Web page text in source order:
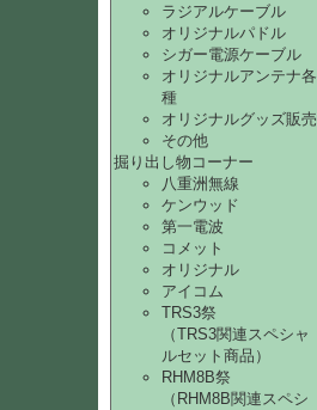
ラジアルケーブル
オリジナルパドル
シガー電源ケーブル
オリジナルアンテナ各
種
オリジナルグッズ販売
その他
掘り出し物コーナー
八重洲無線
ケンウッド
第一電波
コメット
オリジナル
アイコム
TRS3祭
（TRS3関連スペシャ
ルセット商品）
RHM8B祭
（RHM8B関連スペシ